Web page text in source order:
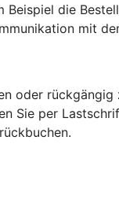
Beispiel die
mit
oder
Sie per